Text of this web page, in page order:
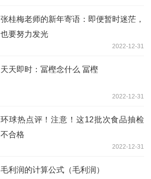
张桂梅老师的新年寄语：即便暂时迷茫，
也要努力发光
2022-12-31
天天即时：冨樫念什么 冨樫
2022-12-31
环球热点评！注意！这12批次食品抽检
不合格
2022-12-31
毛利润的计算公式（毛利润）